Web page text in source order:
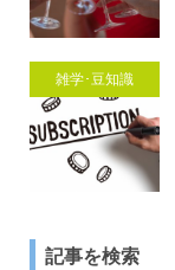
雑学･豆知識
記事を検索